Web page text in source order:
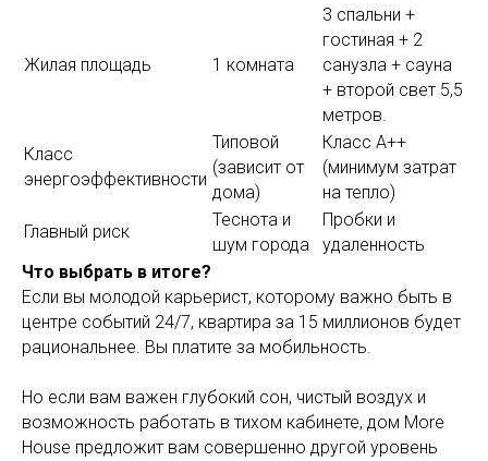
Жилая площадь 1 комната
3 спальни +
гостиная + 2
санузла + сауна
+ второй свет 5,5
метров.
Класс
энергоэффективности
Типовой
(зависит от
дома)
Класс А++
(минимум затрат
на тепло)
Главный риск
Теснота и
шум города
Пробки и
удаленность
Что выбрать в итоге?
Если вы молодой карьерист, которому важно быть в
центре событий 24/7, квартира за 15 миллионов будет
рациональнее. Вы платите за мобильность.
Но если вам важен глубокий сон, чистый воздух и
возможность работать в тихом кабинете, дом More
House предложит вам совершенно другой уровень